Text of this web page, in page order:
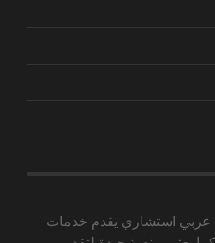
عربي استشاري يقدم خدمات